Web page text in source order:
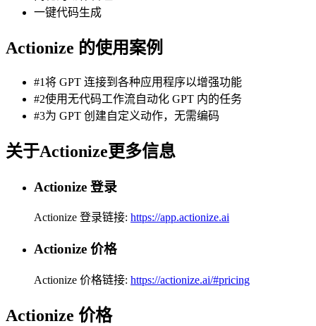
一键代码生成
Actionize 的使用案例
#1将 GPT 连接到各种应用程序以增强功能
#2使用无代码工作流自动化 GPT 内的任务
#3为 GPT 创建自定义动作，无需编码
关于Actionize更多信息
Actionize 登录
Actionize 登录链接: https://app.actionize.ai
Actionize 价格
Actionize 价格链接: https://actionize.ai/#pricing
Actionize 价格